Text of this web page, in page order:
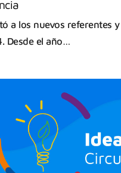
a los nuevos referentes
Desde el año…